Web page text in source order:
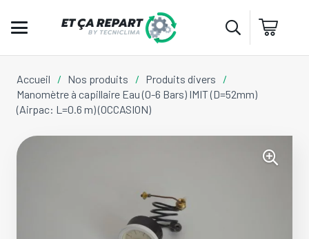
Accueil / Nos produits / Produits divers
/
Manomètre à capillaire Eau (0-6 Bars) IMIT (D=52mm)
(Airpac: L=0.6 m) (OCCASION)